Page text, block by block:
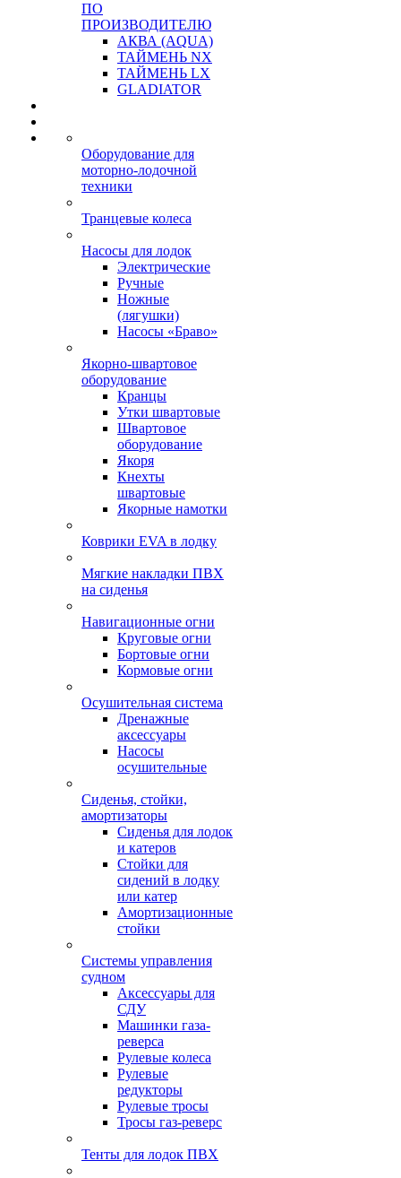
ПО
ПРОИЗВОДИТЕЛЮ
АКВА (AQUA)
ТАЙМЕНЬ NX
ТАЙМЕНЬ LX
GLADIATOR
Оборудование для
моторно-лодочной
техники
Транцевые колеса
Насосы для лодок
Электрические
Ручные
Ножные
(лягушки)
Насосы «Браво»
Якорно-швартовое
оборудование
Кранцы
Утки швартовые
Швартовое
оборудование
Якоря
Кнехты
швартовые
Якорные намотки
Коврики EVA в лодку
Мягкие накладки ПВХ
на сиденья
Навигационные огни
Круговые огни
Бортовые огни
Кормовые огни
Осушительная система
Дренажные
аксессуары
Насосы
осушительные
Сиденья, стойки,
амортизаторы
Сиденья для лодок
и катеров
Стойки для
сидений в лодку
или катер
Амортизационные
стойки
Системы управления
судном
Аксессуары для
СДУ
Машинки газа-
реверса
Рулевые колеса
Рулевые
редукторы
Рулевые тросы
Тросы газ-реверс
Тенты для лодок ПВХ